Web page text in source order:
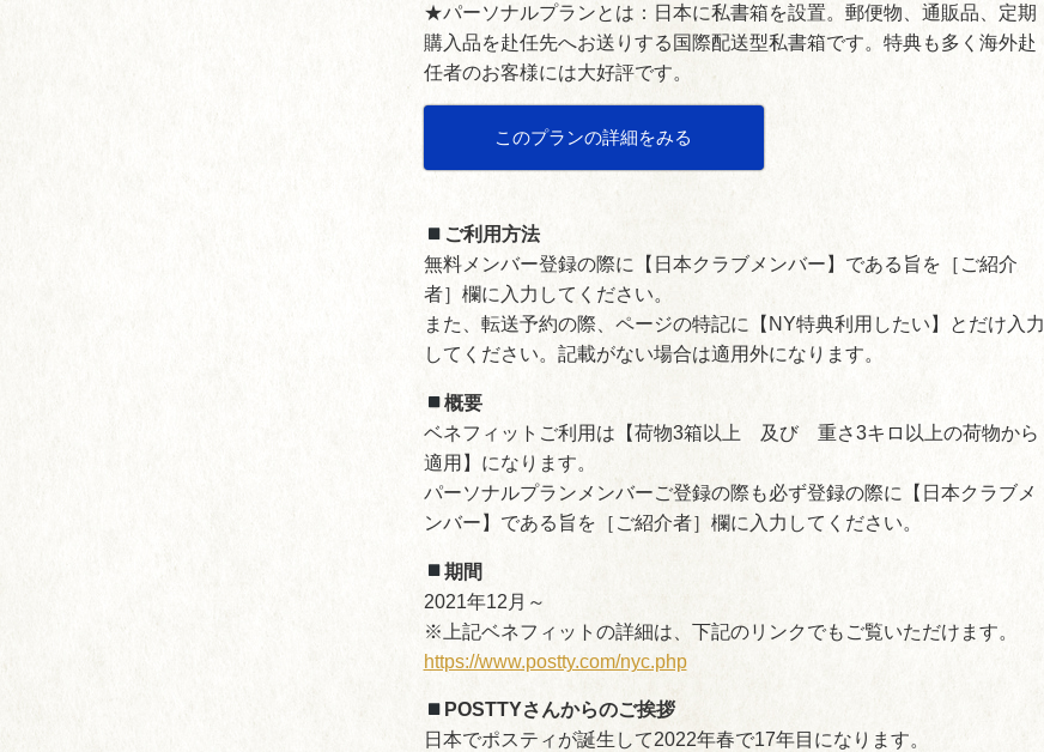
★パーソナルプランとは：日本に私書箱を設置。郵便物、通販品、定期
購入品を赴任先へお送りする国際配送型私書箱です。特典も多く海外赴
任者のお客様には大好評です。
このプランの詳細をみる
ご利用方法
無料メンバー登録の際に【日本クラブメンバー】である旨を［ご紹介
者］欄に入力してください。
また、転送予約の際、ページの特記に【NY特典利用したい】とだけ入力
してください。記載がない場合は適用外になります。
概要
ベネフィットご利用は【荷物3箱以上 及び 重さ3キロ以上の荷物から
適用】になります。
パーソナルプランメンバーご登録の際も必ず登録の際に【日本クラブメ
ンバー】である旨を［ご紹介者］欄に入力してください。
期間
2021年12月～
※上記ベネフィットの詳細は、下記のリンクでもご覧いただけます。
https://www.postty.com/nyc.php
POSTTYさんからのご挨拶
日本でポスティが誕生して2022年春で17年目になります。